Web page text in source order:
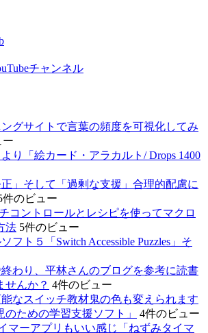
チャンネル
グサイトで言葉の頻度を可視化してみ
ー
り「絵カード・アラカルト/ Drops 1400
正」そして「過剰な支援」合理的配慮に
件のビュー
コントロールとレシピを使ってマクロ
法 5件のビュー
フト５「Switch Accessible Puzzles」そ
わり、平林さんのブログを参考に読書
せんか？ 4件のビュー
なスイッチ教材鬼の色も変えられます
のための学習支援ソフト」
4件のビュー
マーアプリもいい感じ「ねずみタイマ